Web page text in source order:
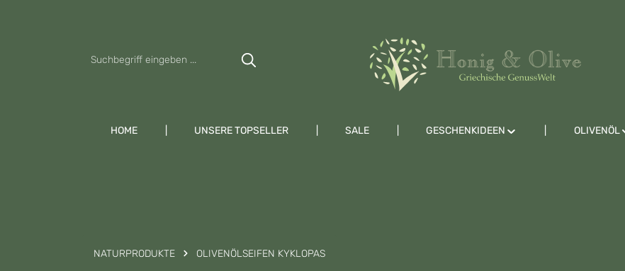
HOME UNSERE TOPSELLER SALE GESCHENKIDEEN OLIVENÖL
NATURPRODUKTE OLIVENÖLSEIFEN KYKLOPAS